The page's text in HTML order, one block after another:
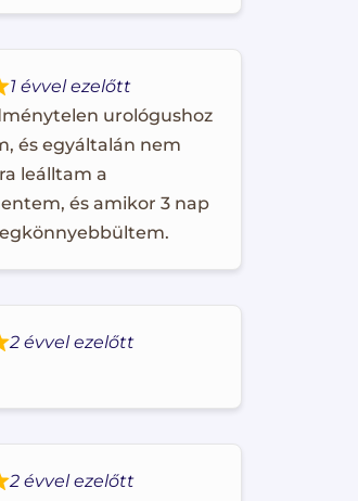
1 évvel ezelőtt
urológushoz
és egyáltalán nem
leálltam a
és amikor 3 nap
2 évvel ezelőtt
2 évvel ezelőtt